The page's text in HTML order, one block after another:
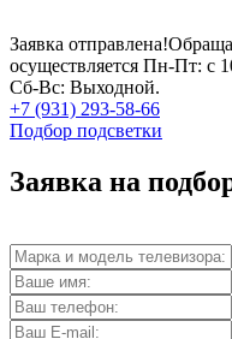
Заявка отправлена!
осуществляется Пн-Пт: с
Сб-Вс: Выходной.
+7 (931) 293-58-66
Подбор подсветки
Заявка на